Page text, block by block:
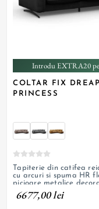
Introdu EXTRA20
COLTAR FIX
PRINCESS
Tapiterie din catifea
cu arcuri si spuma HR
picioare metalice
6677,00 lei